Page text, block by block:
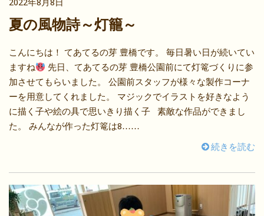
2022年8月8日
夏の風物詩～灯籠～
こんにちは！ てあてるの芽 豊橋です。 毎日暑い日が続いてい
ますね
先日、てあてるの芽 豊橋公園前にて灯篭づくりに参
加させてもらいました。 公園前スタッフが様々な製作コーナ
ーを用意してくれました。 マジックでイラストを好きなよう
に描く子や絵の具で思いきり描く子 素敵な作品ができまし
た。 みんなが作った灯篭は8……
続きを読む